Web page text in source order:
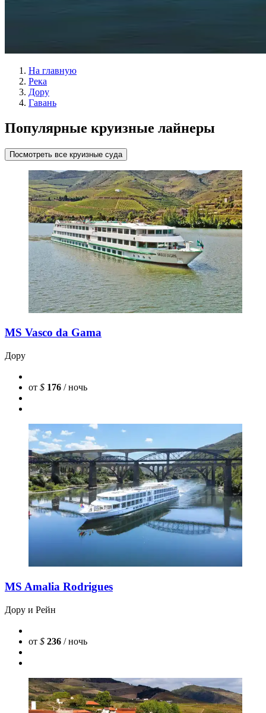
На главную
Река
Дору
Гавань
Популярные круизные лайнеры
Посмотреть все круизные суда
MS Vasco da Gama
Дору
от $ 176 / ночь
MS Amalia Rodrigues
Дору и Рейн
от $ 236 / ночь